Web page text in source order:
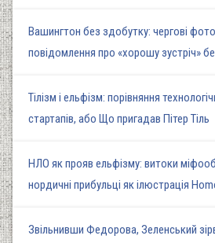
Вашингтон без здобутку: чергові
повідомлення про «хорошу зустріч»
Тілізм і ельфізм: порівняння
стартапів, або Що пригадав Пітер Тіль
НЛО як прояв ельфізму: витоки
нордичні прибульці як ілюстрація
Звільнивши Федорова, Зеленський